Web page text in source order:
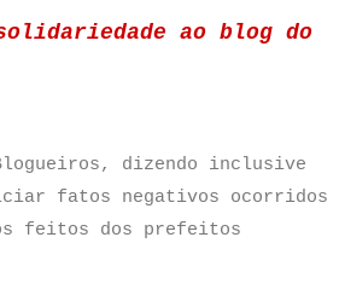
ao blog do
Blogueiros, dizendo inclusive
fatos negativos ocorridos
feitos dos prefeitos